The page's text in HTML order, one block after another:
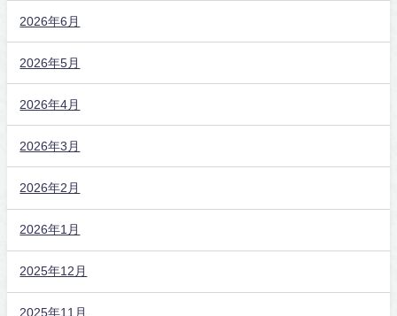
2026年6月
2026年5月
2026年4月
2026年3月
2026年2月
2026年1月
2025年12月
2025年11月